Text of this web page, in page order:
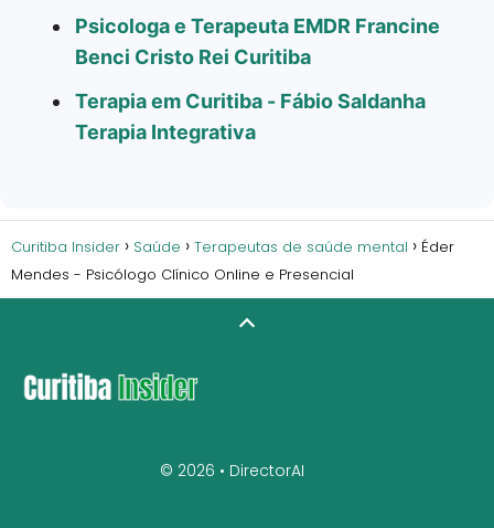
Psicologa e Terapeuta EMDR Francine
Benci Cristo Rei Curitiba
Terapia em Curitiba - Fábio Saldanha
Terapia Integrativa
Curitiba Insider Saúde Terapeutas de saúde mental
Éder
Mendes - Psicólogo Clínico Online e Presencial
© 2026 • DirectorAI